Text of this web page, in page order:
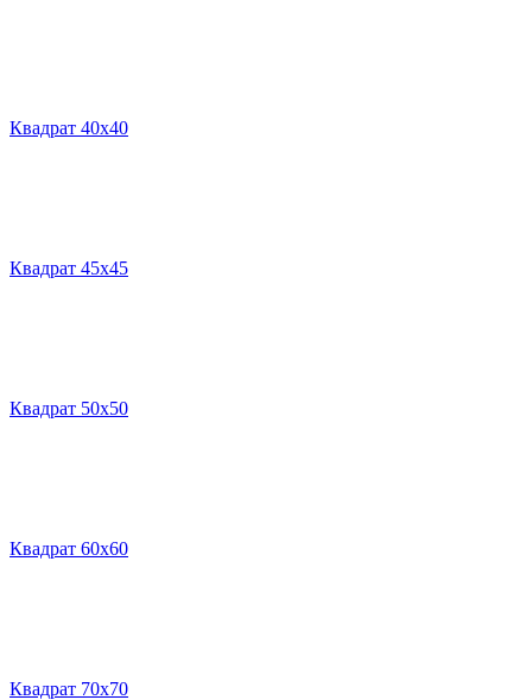
Квадрат 40х40
Квадрат 45х45
Квадрат 50х50
Квадрат 60х60
Квадрат 70х70